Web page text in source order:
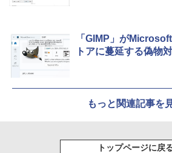
「GIMP」が
トアに蔓延する偽物
もっと関連記事を
トップページに戻